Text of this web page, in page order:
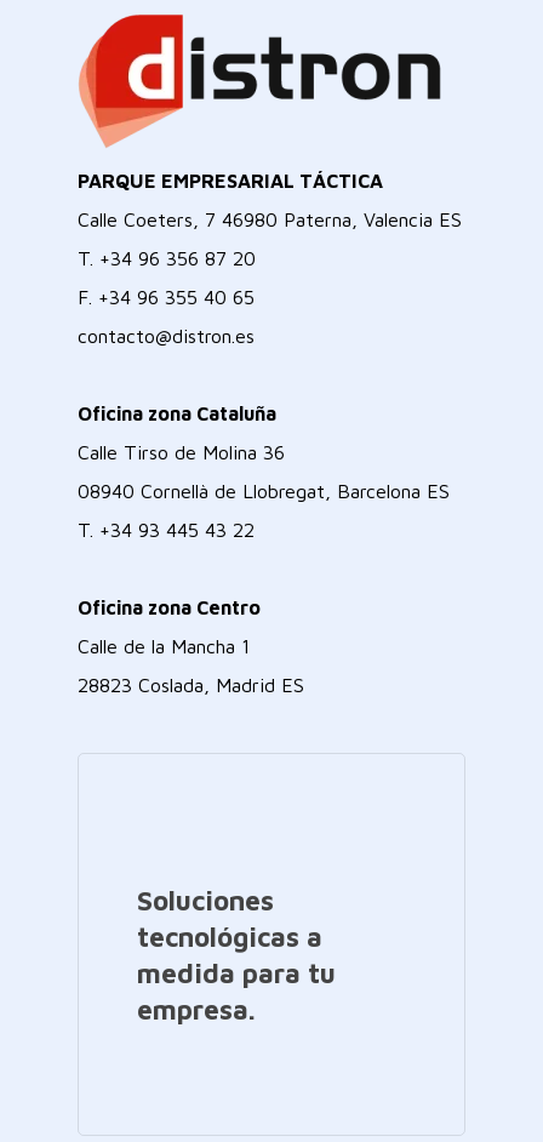
PARQUE EMPRESARIAL TÁCTICA
Calle Coeters, 7 46980 Paterna, Valencia ES
T. +34 96 356 87 20
F. +34 96 355 40 65
contacto@distron.es
Oficina zona Cataluña
Calle Tirso de Molina 36
08940 Cornellà de Llobregat, Barcelona ES
T. +34 93 445 43 22
Oficina zona Centro
Calle de la Mancha 1
28823 Coslada, Madrid ES
Soluciones
tecnológicas a
medida para tu
empresa.